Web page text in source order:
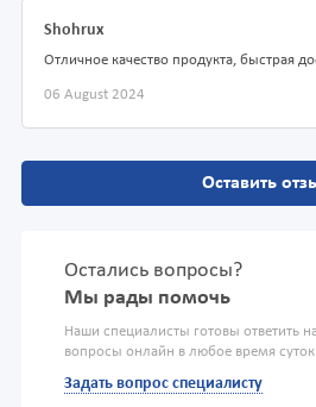
Shohrux
Отличное качество продукта, быстрая
06 August 2024
Оставить
Остались вопросы?
Мы рады помочь
Наши специалисты готовы ответить
вопросы онлайн в любое время суток.
Задать вопрос специалисту